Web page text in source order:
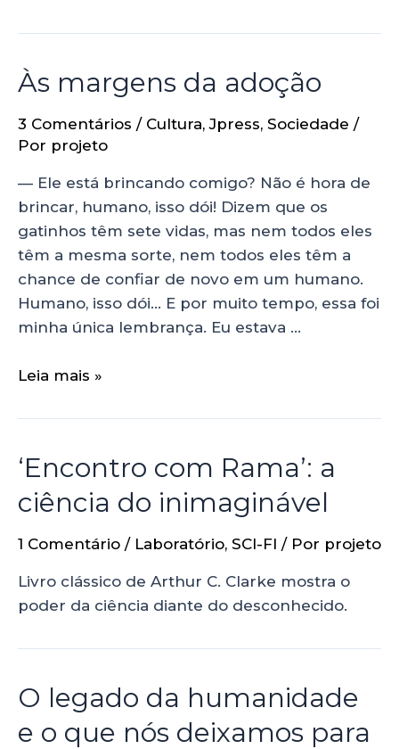
Às margens da adoção
3 Comentários / Cultura,Jpress, Sociedade /
Por projeto
— Ele está brincando comigo? Não é hora de
brincar, humano, isso dói! Dizem que os
gatinhos têm sete vidas, mas nem todos eles
têm a mesma sorte, nem todos eles têm a
chance de confiar de novo em um humano.
Humano, isso dói… E por muito tempo, essa foi
minha única lembrança. Eu estava …
Leia mais »
‘Encontro com Rama’: a
ciência do inimaginável
1 Comentário / Laboratório, SCI-FI / Por projeto
Livro clássico de Arthur C. Clarke mostra o
poder da ciência diante do desconhecido.
O legado da humanidade
e o que nós deixamos para